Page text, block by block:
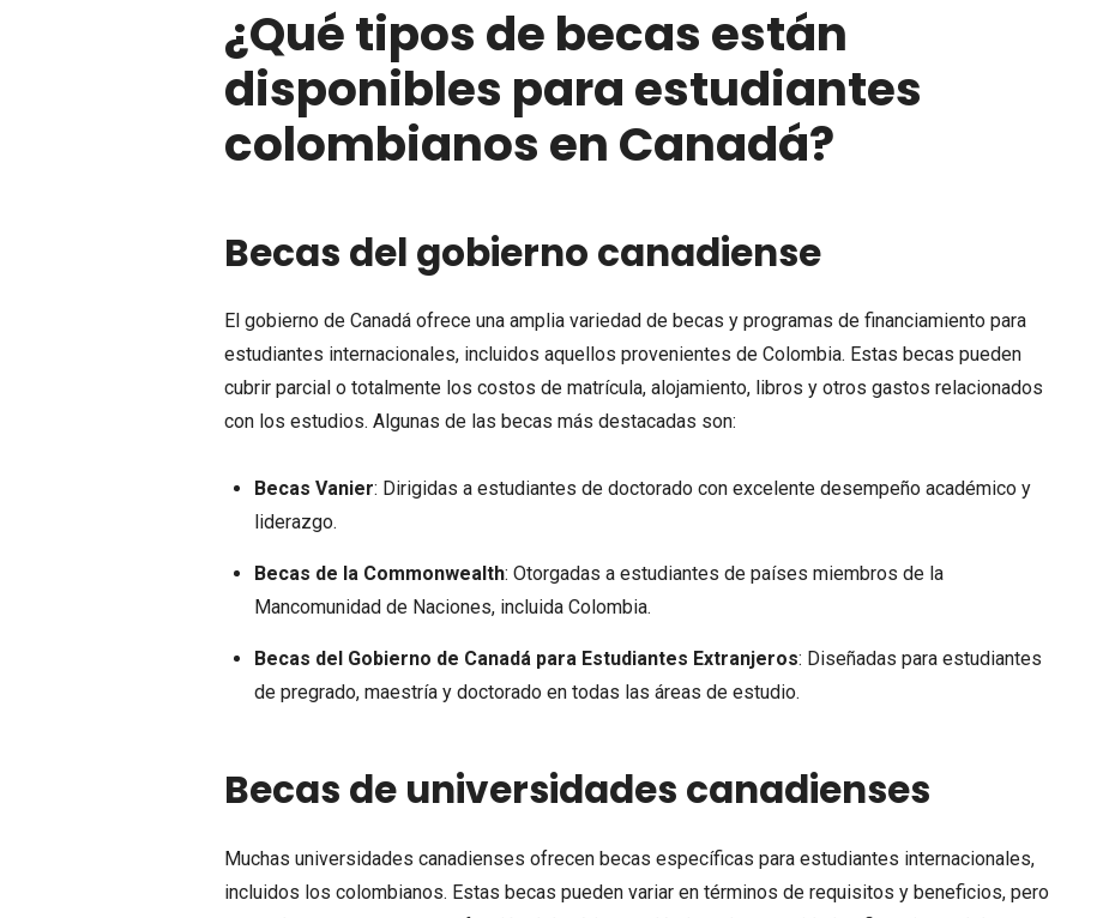
¿Qué tipos de becas están
disponibles para estudiantes
colombianos en Canadá?
Becas del gobierno canadiense
El gobierno de Canadá ofrece una amplia variedad de becas y programas de financiamiento para
estudiantes internacionales, incluidos aquellos provenientes de Colombia. Estas becas pueden
cubrir parcial o totalmente los costos de matrícula, alojamiento, libros y otros gastos relacionados
con los estudios. Algunas de las becas más destacadas son:
Becas Vanier: Dirigidas a estudiantes de doctorado con excelente desempeño académico y
liderazgo.
Becas de la Commonwealth: Otorgadas a estudiantes de países miembros de la
Mancomunidad de Naciones, incluida Colombia.
Becas del Gobierno de Canadá para Estudiantes Extranjeros: Diseñadas para estudiantes
de pregrado, maestría y doctorado en todas las áreas de estudio.
Becas de universidades canadienses
Muchas universidades canadienses ofrecen becas específicas para estudiantes internacionales,
incluidos los colombianos. Estas becas pueden variar en términos de requisitos y beneficios, pero
BECAS 2 SEPTIEMBRE, 2025
Beca Rita Cetina abre registro
el 15 de septiembre de 2025
BECAS 2 SEPTIEMBRE, 2025
Entrega de tarjetas para
Jóvenes Construyendo el